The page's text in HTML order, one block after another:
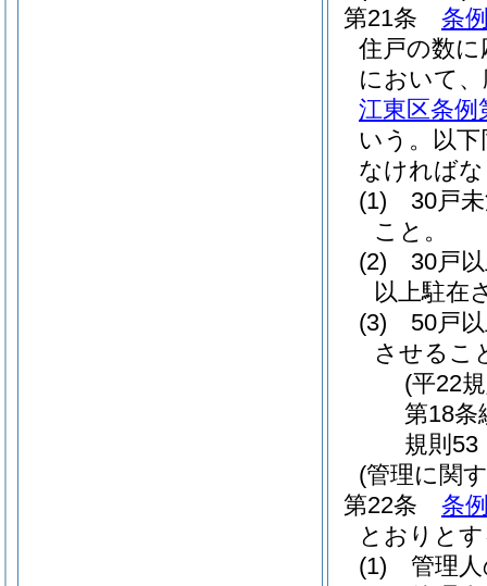
第21条
条
住戸の数に
において
江東区条例
いう。以下
なければ
(1)
30戸
こと。
(2)
30戸
以上駐在
(3)
50戸
させるこ
(平22
第18条
規則53
(管理に関
第22条
条
とおりと
(1)
管理